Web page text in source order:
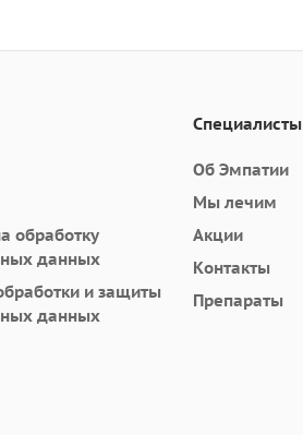
обработку
данных
и защиты
данных
Специалисты
Об Эмпатии
Мы лечим
Акции
Контакты
Препараты